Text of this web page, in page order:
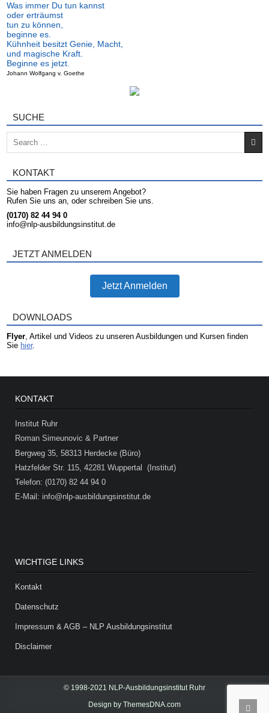
Was immer Du tun kannst
oder erträumst
tun zu können,
beginne es.
Kühnheit besitzt Genie, Macht,
und magische Kraft.
Beginne es jetzt.
Johann Wolfgang v. Goethe
SUCHE
KONTAKT
Sie haben Fragen zu unserem Angebot?
Rufen Sie uns an, oder schreiben Sie uns.
(0170) 82 44 94 0
info@nlp-ausbildungsinstitut.de
JETZT ANMELDEN
Jetzt Anmelden
DOWNLOADS
Flyer, Artikel und Videos zu unseren Ausbildungen und Kursen finden
Sie hier.
KONTAKT
Institut Ruhr
Roman Simeunovic & Partner
Bergweg 35, 58313 Herdecke (Büro)
Hatzfelder Str. 115, 42281 Wuppertal (Institut)
Telefon: (0170) 82 44 94 0
E-Mail: info@nlp-ausbildungsinstitut.de
WICHTIGE LINKS
Kontakt
Datenschutz
Impressum & AGB – NLP Ausbildungsinstitut
Disclaimer
© 1998-2021 NLP-Ausbildungsinstitut Ruhr
Design by ThemesDNA.com